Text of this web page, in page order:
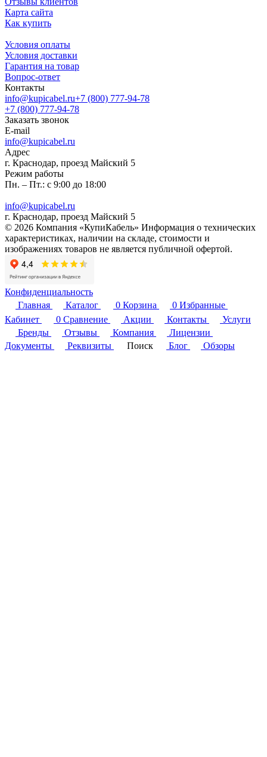
Карта сайта
Как купить
Условия оплаты
Условия доставки
Гарантия на товар
Вопрос-ответ
Контакты
info@kupicabel.ru+7 (800) 777-94-78
+7 (800) 777-94-78
Заказать звонок
E-mail
info@kupicabel.ru
Адрес
г. Краснодар, проезд Майский 5
Режим работы
Пн. – Пт.: с 9:00 до 18:00
info@kupicabel.ru
г. Краснодар, проезд Майский 5
© 2026 Компания «КупиКабель» Информация о технических
характеристиках, наличии на складе, стоимости и
изображениях товаров не является публичной офертой.
Конфиденциальность
Главная
Каталог 0 Корзина 0 Избранные
Кабинет
0 Сравнение Акции Контакты
Услуги
Бренды
Отзывы Компания
Лицензии
Документы
Реквизиты Поиск Блог Обзоры